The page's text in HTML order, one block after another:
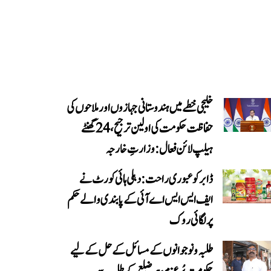
خلیجی خطے میں ہندوستانی جہازوں اور ملاحوں کی
حفاظت حکومت کی اولین ترجیح، 24 گھنٹے
ہیلپ لائن فعال: وزارتِ خارجہ
ڈابر کو عبوری راحت: دہلی ہائی کورٹ نے
ایف ایس ایس اے آئی کے پابندی والے حکم
پر لگائی روک
طلبہ و نوجوانوں کے مسائل کے حل کے لیے